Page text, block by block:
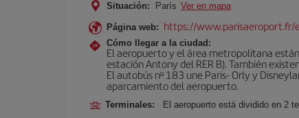
Situación: París Ver en mapa
Página web: https://www.parisaeroport.fr/
Cómo llegar a la ciudad:
El aeropuerto y el área metropolitana
estación Antony del RER B). También
El autobús nº 183 une Paris- Orly y
aparcamiento del aeropuerto.
Terminales: El aeropuerto está dividido en 2